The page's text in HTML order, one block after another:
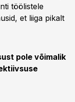
töölistele
et liiga pikalt
pole võimalik